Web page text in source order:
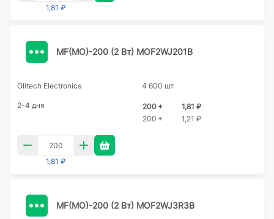
1,81 ₽
MF(MO)-200 (2 Вт) MOF2WJ201B
Olitech Electronics 4 600 шт
2-4 дня 200 +
1,81 ₽
200 +
1,21 ₽
1,81 ₽
MF(MO)-200 (2 Вт) MOF2WJ3R3B